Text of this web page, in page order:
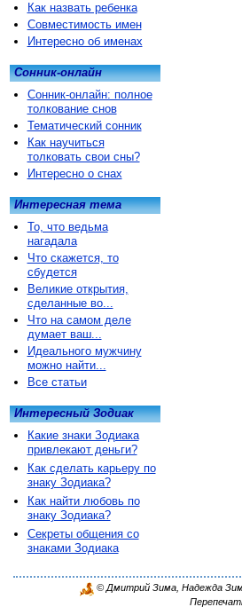
Как назвать ребенка
Совместимость имен
Интересно об именах
Сонник-онлайн
Сонник-онлайн: полное
толкование снов
Тематический сонник
Как научиться
толковать свои сны?
Интересно о снах
Интересная тема
То, что ведьма
нагадала
Что скажется, то
сбудется
Великие открытия,
сделанные во...
Что на самом деле
думает ваш...
Идеального мужчину
можно найти...
Все статьи
Интересный Зодиак
Какие знаки Зодиака
привлекают деньги?
Как сделать карьеру по
знаку Зодиака?
Как найти любовь по
знаку Зодиака?
Секреты общения со
знаками Зодиака
© Дмитрий Зима, Надежда